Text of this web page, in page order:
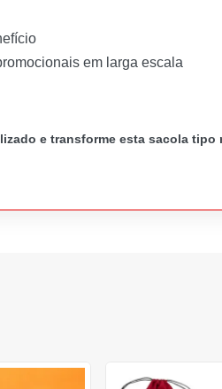
em larga escala
e transforme esta sacola